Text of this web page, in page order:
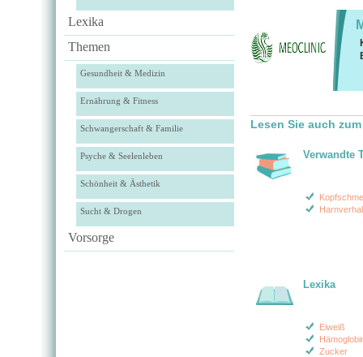
Lexika
Themen
Gesundheit & Medizin
Ernährung & Fitness
Schwangerschaft & Familie
Psyche & Seelenleben
Schönheit & Ästhetik
Sucht & Drogen
Vorsorge
Lesen Sie auch
Verwandte
Lexika
Eiweiß
Zucker